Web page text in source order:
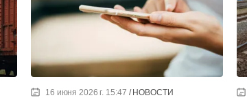
16 июня 2026 г. 15:47 НОВОСТИ